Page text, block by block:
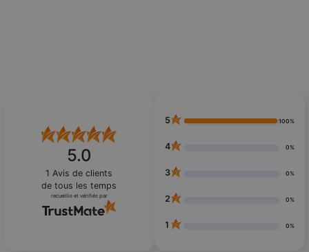
5.0
1 Avis de clients
de tous les temps
recueillis et vérifiés par
5 100%
4 0%
3 0%
2 0%
1 0%